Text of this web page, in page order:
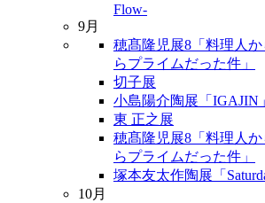
Flow-
9月
穂髙隆児展8「料理人
らプライムだった件」
切子展
小島陽介陶展「IGAJIN」
東 正之展
穂髙隆児展8「料理人
らプライムだった件」
塚本友太作陶展「
10月